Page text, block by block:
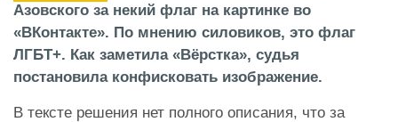
Азовского за некий флаг на картинке во
«ВКонтакте». По мнению силовиков, это флаг
ЛГБТ+. Как заметила «Вёрстка», судья
постановила конфисковать изображение.
В тексте решения нет полного описания, что за